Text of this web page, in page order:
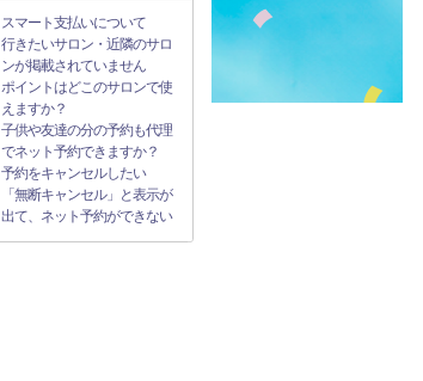
スマート支払いについて
行きたいサロン・近隣のサロ
ンが掲載されていません
ポイントはどこのサロンで使
えますか？
子供や友達の分の予約も代理
でネット予約できますか？
予約をキャンセルしたい
「無断キャンセル」と表示が
出て、ネット予約ができない